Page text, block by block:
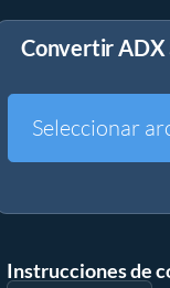
Descomprime
Otras herramientas
Convertir ADX
Seleccionar
Instrucciones de